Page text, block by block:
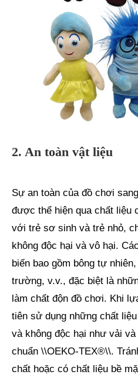
2. An toàn vật liệu
Sự an toàn của đồ chơi
được thể hiện qua chất liệu
với trẻ sơ sinh và trẻ nhỏ,
không độc hại và vô hại.
biến bao gồm bông tự
trường, v.v., đặc biệt là
làm chất độn đồ chơi. Khi
tiên sử dụng những chất
và không độc hại như vải
chuẩn \\OEKO-TEX®\\.
chất hoặc có chất liệu bề